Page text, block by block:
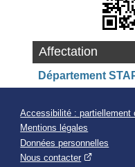
Affectation
Département
Accessibilité : partiellement
Mentions légales
Données personnelles
Nous contacter